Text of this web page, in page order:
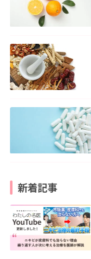
新着記事